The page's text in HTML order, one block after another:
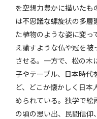
を空想力豊かに描いたも
は不思議な螺旋状の多層
た植物のような姿に変っ
え諭すような仏や冠を被
させる。一方で、松の木
子やテーブル、日本時代
ど、どこか懐かしく日本
められている。独学で絵
の頃の思い出、民間信仰